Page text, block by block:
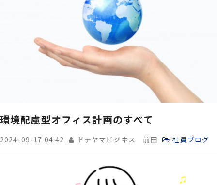
環境配慮型オフィス計画のすべて
2024-09-17 04:42 ドテヤマビジネス 前田 社員ブログ